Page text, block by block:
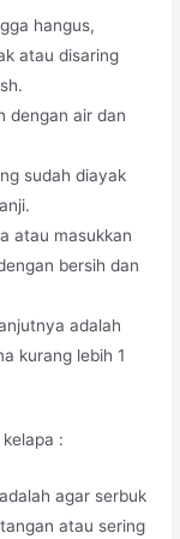
hangus,
atau disaring
dengan air dan
sudah diayak
atau masukkan
bersih dan
adalah
kurang lebih 1
:
agar serbuk
atau sering